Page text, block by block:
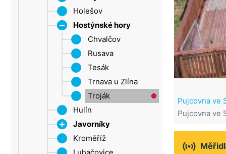
Šluknovský výběžek
Ústí nad Labem
Žatec
Roštín
Holešov
Hostýnské hory
Chvalčov
Rusava
Tesák
Trnava u Zlína
Troják
Hulín
Javorníky
Velké Karlovice
Kroměříž
Pujcovna ve
Pujcovna ve
